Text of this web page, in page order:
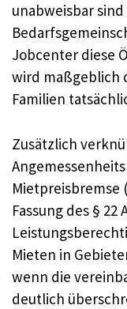
unabweisbar
Jobcenter diese
wird maßgeblich
Familien
Zusätzlich
Mietpreisbremse
Fassung des § 22
Mieten in
wenn die
deutlich